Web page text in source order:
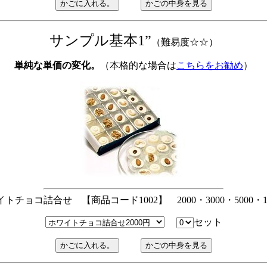
サンプル基本1” （難易度☆☆）
単純な単価の変化。 （本格的な場合はこちらをお勧め）
トチョコ詰合せ 【商品コード1002】 2000・3000・5000・
セット